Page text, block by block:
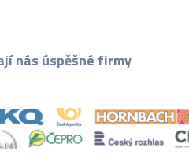
nás úspěšné firmy